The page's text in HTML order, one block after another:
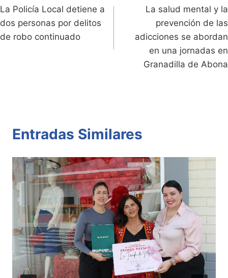
dl
y
k p
de
entradas
La Policía Local detiene a
dos personas por delitos
de robo continuado
La salud mental y la
prevención de las
adicciones se abordan
en una jornadas en
Granadilla de Abona
Entradas Similares